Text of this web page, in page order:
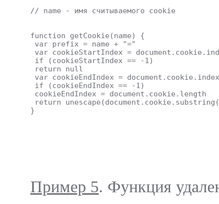
// name - имя считываемого cookie
function getCookie(name) {
var prefix = name + "="
var cookieStartIndex =
if (cookieStartIndex == -1)
return null
var cookieEndIndex =
if (cookieEndIndex == -1)
cookieEndIndex = document.cookie.length
return
}
Пример 5. Функция